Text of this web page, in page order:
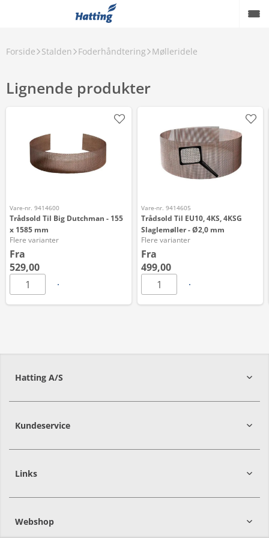
Forside Stalden Foderhåndtering Mølleridele
Lignende produkter
Vare-nr. 9414600
Trådsold Til Big Dutchman - 155
x 1585 mm
Flere varianter
Fra
529,00
Vare-nr. 9414605
Trådsold Til EU10, 4KS, 4KSG
Slaglemøller - Ø2,0 mm
Flere varianter
Fra
499,00
Hatting A/S
8700Horsens
Kundeservice
Links
Webshop